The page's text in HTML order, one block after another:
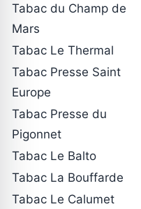
Tabac du Champ de
Mars
Tabac Le Thermal
Tabac Presse Saint
Europe
Tabac Presse du
Pigonnet
Tabac Le Balto
Tabac La Bouffarde
Tabac Le Calumet